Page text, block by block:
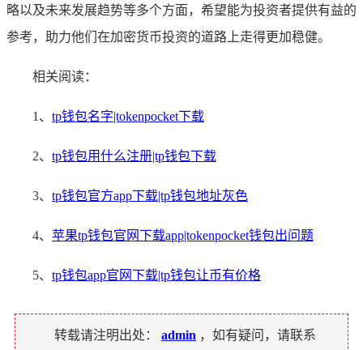
略以及未来发展趋势等多个方面，希望能为投资者提供有益的
参考，助力他们在加密货币投资的道路上走得更加稳健。
相关阅读：
1、 tp钱包名字|tokenpocket下载
2、 tp钱包用什么注册|tp钱包下载
3、 tp钱包官方app下载|tp钱包地址灰色
4、 苹果tp钱包官网下载app|tokenpocket钱包出问题
5、 tp钱包app官网下载|tp钱包让币有价格
转载请注明出处： admin ，如有疑问，请联系